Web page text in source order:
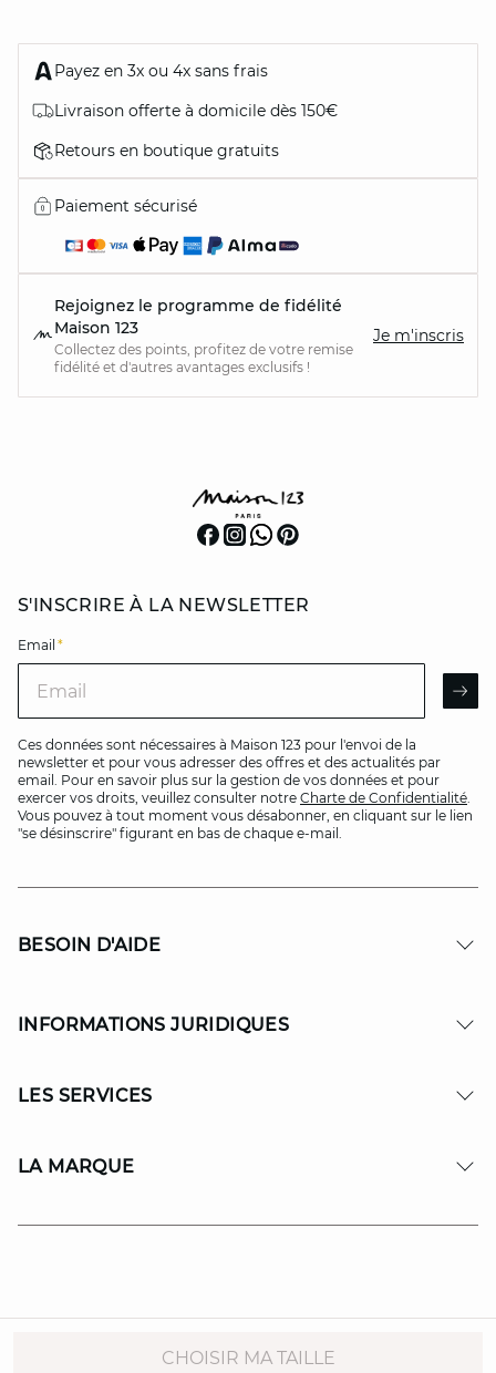
CHOISIR MA TAILLE
Payez en 3x ou 4x sans frais
Livraison offerte à domicile dès 150€
Retours en boutique gratuits
Paiement sécurisé
Rejoignez le programme de fidélité
Maison 123
Collectez des points, profitez de votre remise
fidélité et d'autres avantages exclusifs !
Je m'inscris
S'INSCRIRE À LA NEWSLETTER
Email *
Ces données sont nécessaires à Maison 123 pour l'envoi de la
newsletter et pour vous adresser des offres et des actualités par
email. Pour en savoir plus sur la gestion de vos données et pour
exercer vos droits, veuillez consulter notre Charte de Confidentialité.
Vous pouvez à tout moment vous désabonner, en cliquant sur le lien
"se désinscrire" figurant en bas de chaque e-mail.
BESOIN D'AIDE
INFORMATIONS JURIDIQUES
LES SERVICES
LA MARQUE